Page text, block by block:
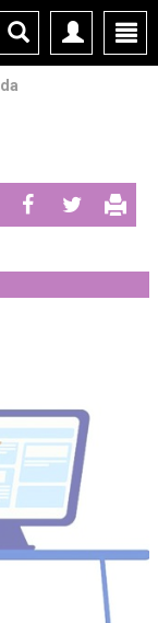
PartagerTweeter